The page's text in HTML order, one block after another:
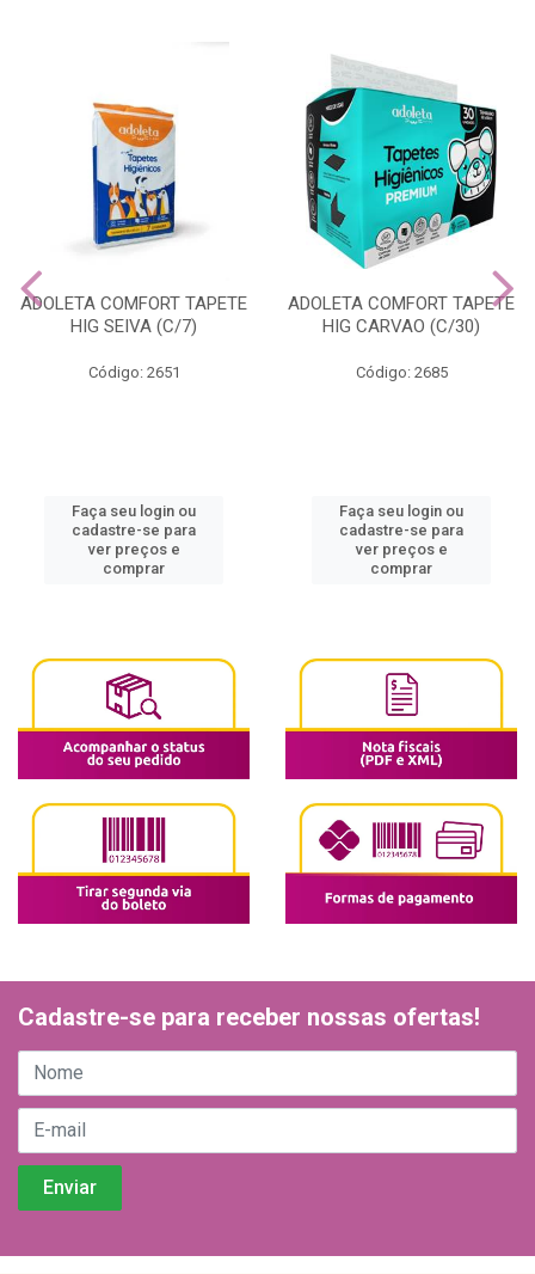
ADOLETA COMFORT TAPETE
HIG SEIVA (C/7)
Código: 2651
Faça seu login ou
cadastre-se para
ver preços e
comprar
ADOLETA COMFORT TAPETE
HIG CARVAO (C/30)
Código: 2685
Faça seu login ou
cadastre-se para
ver preços e
comprar
Cadastre-se para receber nossas ofertas!